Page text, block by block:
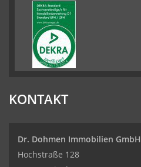
KONTAKT
Dr. Dohmen Immobilien GmbH
Hochstraße 128